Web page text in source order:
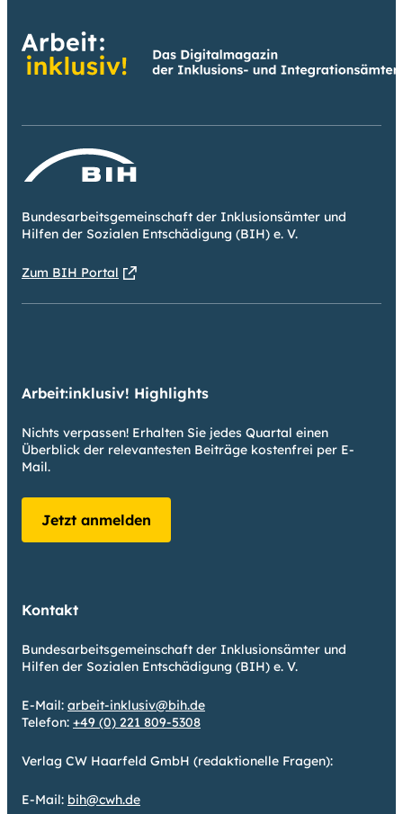
Bundesarbeitsgemeinschaft der Inklusionsämter und
Hilfen der Sozialen Entschädigung (BIH) e. V.
Zum BIH Portal
Arbeit:inklusiv! Highlights
Nichts verpassen! Erhalten Sie jedes Quartal einen
Überblick der relevantesten Beiträge kostenfrei per E-
Mail.
Jetzt anmelden
Kontakt
Bundesarbeitsgemeinschaft der Inklusionsämter und
Hilfen der Sozialen Entschädigung (BIH) e. V.
E-Mail: arbeit-inklusiv@bih.de
Telefon: +49 (0) 221 809-5308
Verlag CW Haarfeld GmbH (redaktionelle Fragen):
E-Mail: bih@cwh.de